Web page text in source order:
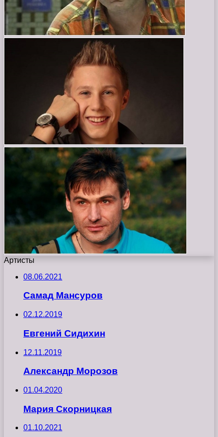
Артисты
08.06.2021
Самад Мансуров
02.12.2019
Евгений Сидихин
12.11.2019
Александр Морозов
01.04.2020
Мария Скорницкая
01.10.2021